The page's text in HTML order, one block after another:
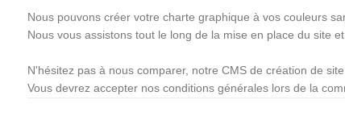
Nous pouvons créer votre charte graphique à vos couleurs
Nous vous assistons tout le long de la mise en place du site
N'hésitez pas à nous comparer, notre CMS de création de
Vous devrez accepter nos conditions générales lors de la